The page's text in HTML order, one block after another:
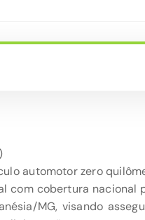
automotor zero
cobertura nacional
MG, visando